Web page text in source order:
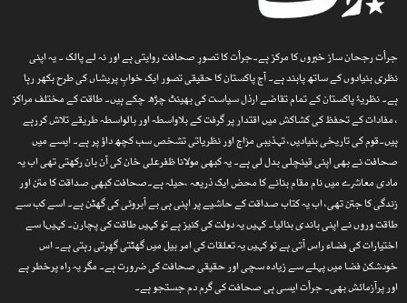
جرأت رجحان ساز خبروں کا مرکز ہے۔جرأت کا تصورِ صحافت روایتی ہے اور نہ لے پالک ۔ یہ اپنی
نظری بنیادوں کے ساتھ پابند ہے۔ آج پاکستان کا حقیقی تصور ایک خوابِ پریشاں کی طرح بکھر رہا
ہے۔ نظریۂ پاکستان کے تمام تقاضے ارذل سیاست کی بھینٹ چڑھ چکے ہیں۔ طاقت کے مختلف مراکز
، مفادات کے تحفظ کی کشاکش میں اقتدار پر گرفت کے بلاواسطہ اور بالواسطہ طریقے تلاش کررہے
ہیں۔قوم کی تاریخی بنیادیں، تہذیبی مزاج اور نظریاتی تشخص سب کچھ داؤ پر ہے۔ ایسے میں
صحافت نے بھی اپنی قینچلی بدل لی ہے۔ یہ کبھی مولانا ظفرعلی خان کی آن بان رکھتی تھی اب یہ
مادی معاشرے میں نام مقام بنانے کا محض ایک ذریعہ ،حیلہ ہے۔صحافت کبھی صداقت کا متن اور
زندگی کا جتن تھی، اب یہ کتاب صداقت کے حاشیے پر اپنی ہی بے آبروئی کی گھٹن ہے۔ اسے کب سے
طاقت وروں نے اپنی باندی بنالیا۔ کہیں یہ دولت کی کنیز ہے تو کہیں طاقت کی پچارن۔ کہیںا سے
اختیارات کی فضاء راس آتی ہے تو کہیں یہ تعلقات کی امر بیل میں گھٹتی گھِرتی رہتی ہے۔ اس
خودشکن فضا میں پہلے سے زیادہ سچی اور حقیقی صحافت کی ضرورت ہے۔ مگر یہ راہ پرخطر ہے
اور پرآزمائش بھی۔ جرأت ایسی ہی صحافت کی گرم دم جستجو ہے۔